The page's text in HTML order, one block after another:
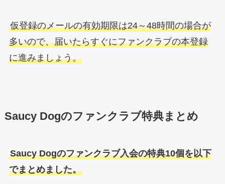
仮登録のメールの有効期限は24～48時間の場合が
多いので、届いたらすぐにファンクラブの本登録
に進みましょう。
Saucy Dogのファンクラブ特典まとめ
Saucy Dogのファンクラブ入会の特典10個を以下
でまとめました。